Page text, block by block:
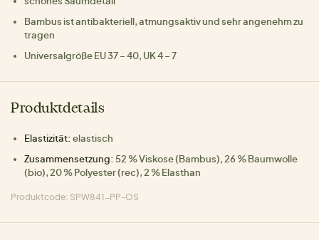
Bambus ist antibakteriell, atmungsaktiv und sehr angenehm zu
tragen
Universalgröße EU 37 – 40, UK 4 – 7
Produktdetails
Elastizität: elastisch
Zusammensetzung: 52 % Viskose (Bambus), 26 % Baumwolle
(bio), 20 % Polyester (rec), 2 % Elasthan
Produktcode: SPW841-PP-OS